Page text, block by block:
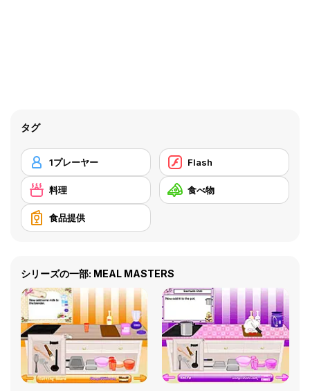
タグ
1プレーヤー Flash
料理 食べ物
食品提供
シリーズの一部: MEAL MASTERS